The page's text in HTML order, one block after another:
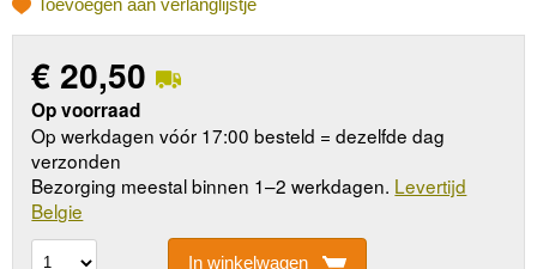
Toevoegen aan verlanglijstje
€ 20,50
Op voorraad
Op werkdagen vóór 17:00 besteld = dezelfde dag
verzonden
Bezorging meestal binnen 1–2 werkdagen. Levertijd
Belgie
In winkelwagen